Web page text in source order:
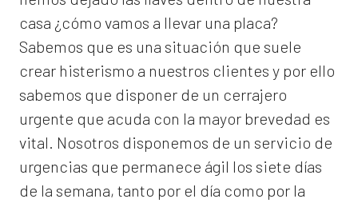
casa ¿cómo vamos a llevar una placa?
Sabemos que es una situación que suele
crear histerismo a nuestros clientes y por ello
sabemos que disponer de un cerrajero
urgente que acuda con la mayor brevedad es
vital. Nosotros disponemos de un servicio de
urgencias que permanece ágil los siete días
de la semana, tanto por el día como por la